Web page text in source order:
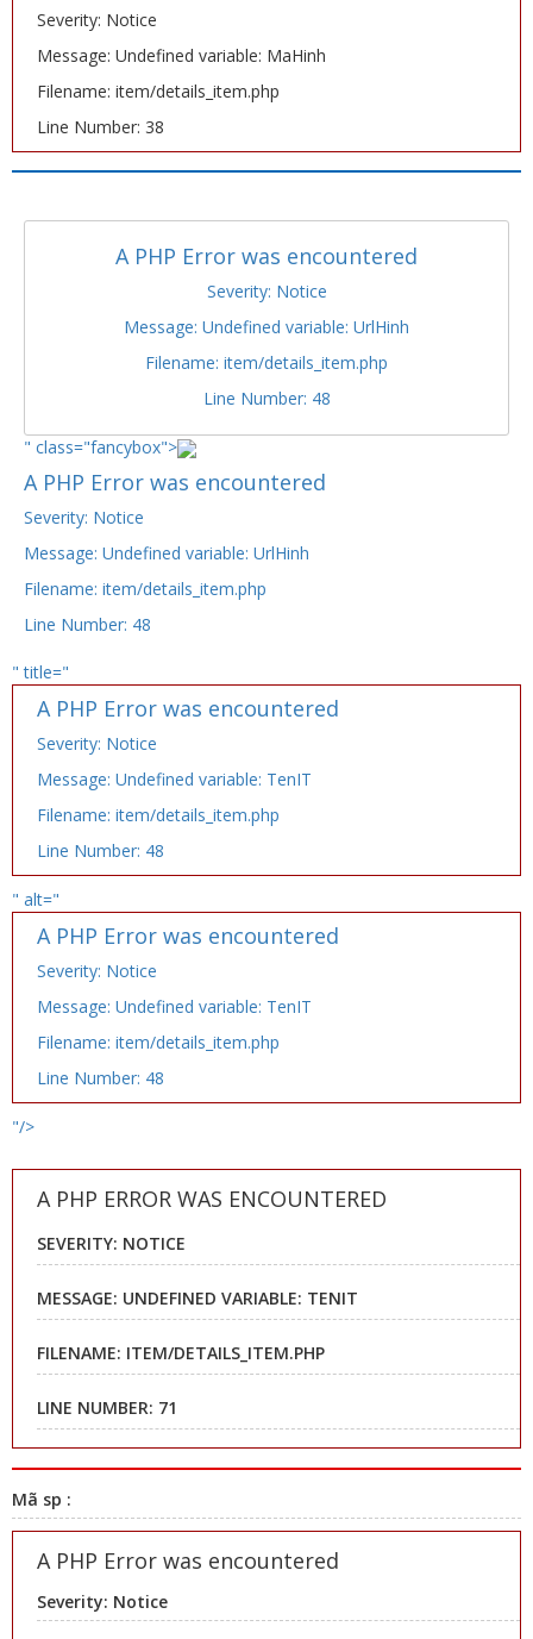
Severity: Notice
Message: Undefined variable: MaHinh
Filename: item/details_item.php
Line Number: 38
A PHP Error was encountered
Severity: Notice
Message: Undefined variable: UrlHinh
Filename: item/details_item.php
Line Number: 48
" class="fancybox">
A PHP Error was encountered
Severity: Notice
Message: Undefined variable: UrlHinh
Filename: item/details_item.php
Line Number: 48
" title="
A PHP Error was encountered
Severity: Notice
Message: Undefined variable: TenIT
Filename: item/details_item.php
Line Number: 48
" alt="
A PHP Error was encountered
Severity: Notice
Message: Undefined variable: TenIT
Filename: item/details_item.php
Line Number: 48
"/>
A PHP ERROR WAS ENCOUNTERED
SEVERITY: NOTICE
MESSAGE: UNDEFINED VARIABLE: TENIT
FILENAME: ITEM/DETAILS_ITEM.PHP
LINE NUMBER: 71
Mã sp :
A PHP Error was encountered
Severity: Notice